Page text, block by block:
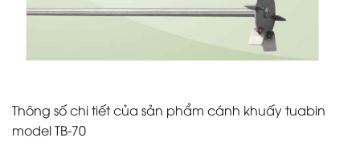
Thông số chi tiết của sản phẩm cánh khuấy tuabin
model TB-70